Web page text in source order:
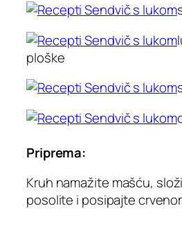
ploške
Priprema:
Kruh namažite mašću,
posolite i posipajte